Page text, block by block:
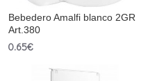
Bebedero Amalfi blanco 2GR
Art.380
0.65€